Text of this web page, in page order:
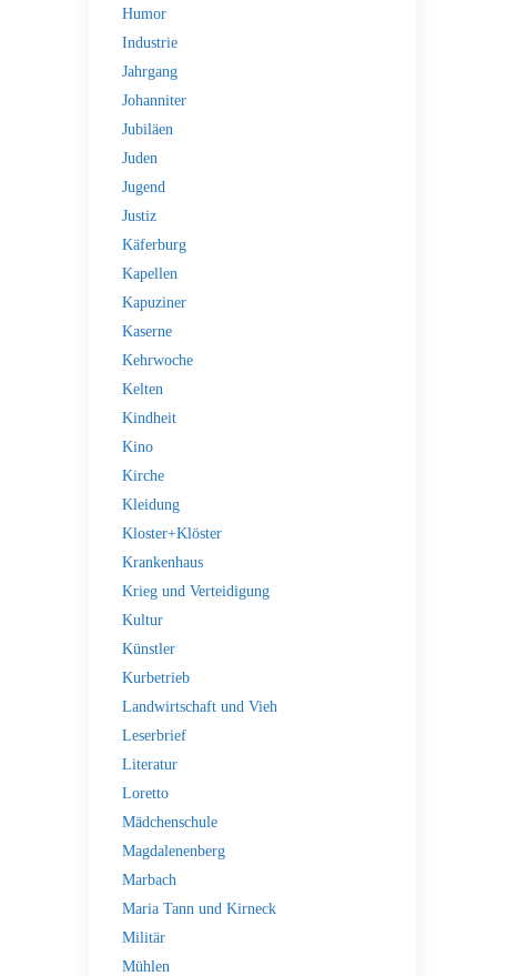
Humor
Industrie
Jahrgang
Johanniter
Jubiläen
Juden
Jugend
Justiz
Käferburg
Kapellen
Kapuziner
Kaserne
Kehrwoche
Kelten
Kindheit
Kino
Kirche
Kleidung
Kloster+Klöster
Krankenhaus
Krieg und Verteidigung
Kultur
Künstler
Kurbetrieb
Landwirtschaft und Vieh
Leserbrief
Literatur
Loretto
Mädchenschule
Magdalenenberg
Marbach
Maria Tann und Kirneck
Militär
Mühlen